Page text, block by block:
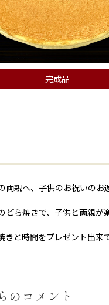
完成品
両親へ、子供のお祝いのお
どら焼きで、子供と両親が
きと時間をプレゼント出来
のコメント